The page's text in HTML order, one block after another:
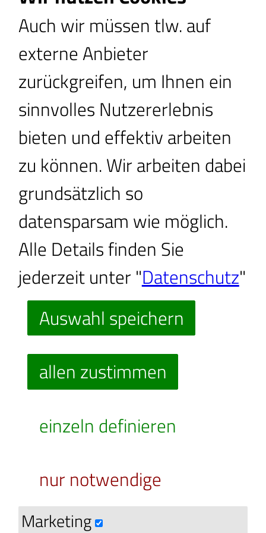
Entdecken Sie die Radeberger
von oben oder schweben sie
den Butterberg.
Zur unseren Preisen
Ballonfahren Kamenz -
Bischofswerda - Radeberg
Bitte
erlauben Sie die Cookies
um diesen "externer
anzuzeigen
Auch wir müssen tlw. auf
externe Anbieter
zurückgreifen, um Ihnen ein
sinnvolles Nutzererlebnis
bieten und effektiv arbeiten
zu können. Wir arbeiten dabei
grundsätzlich so
datensparsam wie möglich.
Alle Details finden Sie
jederzeit unter "Datenschutz"
Auswahl speichern
allen zustimmen
einzeln definieren
nur notwendige
Marketing